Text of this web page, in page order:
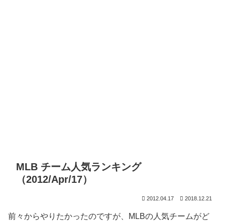
MLB チーム人気ランキング
（2012/Apr/17）
2012.04.17 2018.12.21
前々からやりたかったのですが、MLBの人気チームがど